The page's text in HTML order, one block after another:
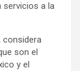
servicios a la
considera
son el
y el